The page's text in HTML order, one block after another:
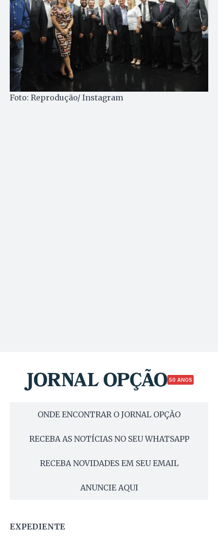
Foto: Reprodução/ Instagram
50 ANOS
ONDE ENCONTRAR O JORNAL OPÇÃO
RECEBA AS NOTÍCIAS NO SEU WHATSAPP
RECEBA NOVIDADES EM SEU EMAIL
ANUNCIE AQUI
EXPEDIENTE